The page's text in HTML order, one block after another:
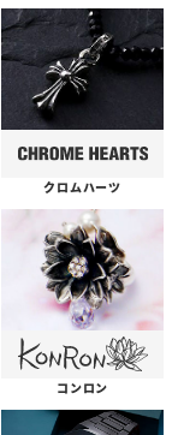
クロムハーツ
コンロン